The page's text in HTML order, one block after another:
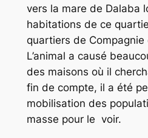
vers la mare de Dalaba
habitations de ce
quartiers de Compagnie
L’animal a causé
des maisons où il
fin de compte, il a été
mobilisation des
masse pour le voir.